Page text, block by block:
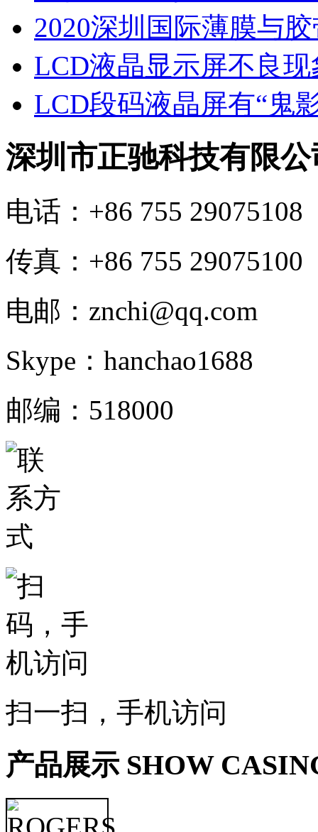
2020深圳国际薄膜与
LCD液晶显示屏不良
LCD段码液晶屏有“鬼
深圳市正驰科技有限公
电话：+86 755 29075108
传真：+86 755 29075100
电邮：znchi@qq.com
Skype：hanchao1688
邮编：518000
扫一扫，手机访问
产品展示 SHOW